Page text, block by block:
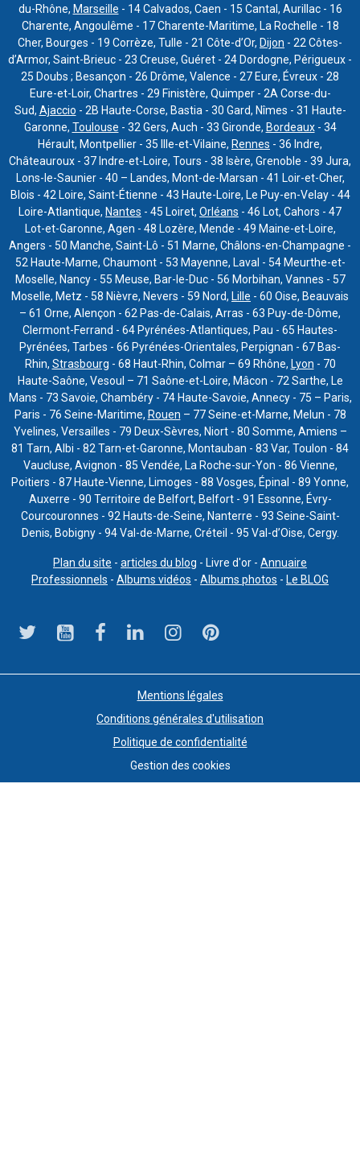
du-Rhône, Marseille - 14 Calvados, Caen - 15 Cantal, Aurillac - 16
Charente, Angoulême - 17 Charente-Maritime, La Rochelle - 18
Cher, Bourges - 19 Corrèze, Tulle - 21 Côte-d’Or, Dijon - 22 Côtes-
d’Armor, Saint-Brieuc - 23 Creuse, Guéret - 24 Dordogne, Périgueux -
25 Doubs ; Besançon - 26 Drôme, Valence - 27 Eure, Évreux - 28
Eure-et-Loir, Chartres - 29 Finistère, Quimper - 2A Corse-du-
Sud, Ajaccio - 2B Haute-Corse, Bastia - 30 Gard, Nîmes - 31 Haute-
Garonne, Toulouse - 32 Gers, Auch - 33 Gironde, Bordeaux- 34
Hérault, Montpellier - 35 Ille-et-Vilaine, Rennes - 36 Indre,
Châteauroux - 37 Indre-et-Loire, Tours - 38 Isère, Grenoble - 39 Jura,
Lons-le-Saunier - 40 – Landes, Mont-de-Marsan - 41 Loir-et-Cher,
Blois - 42 Loire, Saint-Étienne - 43 Haute-Loire, Le Puy-en-Velay - 44
Loire-Atlantique, Nantes - 45 Loiret, Orléans - 46 Lot, Cahors - 47
Lot-et-Garonne, Agen - 48 Lozère, Mende - 49 Maine-et-Loire,
Angers - 50 Manche, Saint-Lô - 51 Marne, Châlons-en-Champagne -
52 Haute-Marne, Chaumont - 53 Mayenne, Laval - 54 Meurthe-et-
Moselle, Nancy - 55 Meuse, Bar-le-Duc - 56 Morbihan, Vannes - 57
Moselle, Metz - 58 Nièvre, Nevers - 59 Nord, Lille - 60 Oise, Beauvais
– 61 Orne, Alençon - 62 Pas-de-Calais, Arras - 63 Puy-de-Dôme,
Clermont-Ferrand - 64 Pyrénées-Atlantiques, Pau - 65 Hautes-
Pyrénées, Tarbes - 66 Pyrénées-Orientales, Perpignan - 67 Bas-
Rhin, Strasbourg - 68 Haut-Rhin, Colmar – 69 Rhône, Lyon - 70
Haute-Saône, Vesoul – 71 Saône-et-Loire, Mâcon - 72 Sarthe, Le
Mans - 73 Savoie, Chambéry - 74 Haute-Savoie, Annecy - 75 – Paris,
Paris - 76 Seine-Maritime, Rouen – 77 Seine-et-Marne, Melun - 78
Yvelines, Versailles - 79 Deux-Sèvres, Niort - 80 Somme, Amiens –
81 Tarn, Albi - 82 Tarn-et-Garonne, Montauban - 83 Var, Toulon - 84
Vaucluse, Avignon - 85 Vendée, La Roche-sur-Yon - 86 Vienne,
Poitiers - 87 Haute-Vienne, Limoges - 88 Vosges, Épinal - 89 Yonne,
Auxerre - 90 Territoire de Belfort, Belfort - 91 Essonne, Évry-
Courcouronnes - 92 Hauts-de-Seine, Nanterre - 93 Seine-Saint-
Denis, Bobigny - 94 Val-de-Marne, Créteil - 95 Val-d’Oise, Cergy.
Plan du site - articles du blog - Livre d'or - Annuaire
Professionnels - Albums vidéos - Albums photos - Le BLOG
Mentions légales
Conditions générales d'utilisation
Politique de confidentialité
Gestion des cookies